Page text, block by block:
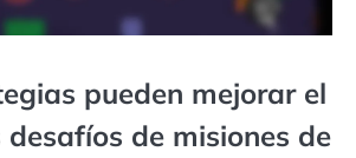
pueden mejorar el
desafíos de misiones de